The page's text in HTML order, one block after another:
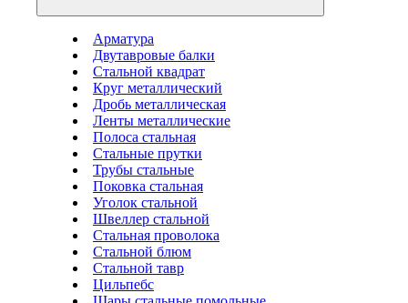
Арматура
Двутавровые балки
Стальной квадрат
Круг металлический
Дробь металлическая
Ленты металлические
Полоса стальная
Стальные прутки
Трубы стальные
Поковка стальная
Уголок стальной
Швеллер стальной
Стальная проволока
Стальной блюм
Стальной тавр
Цильпебс